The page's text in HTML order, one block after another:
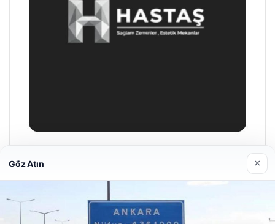
Enes Kaplan Avukatlık Bürosu
Göz Atın ×